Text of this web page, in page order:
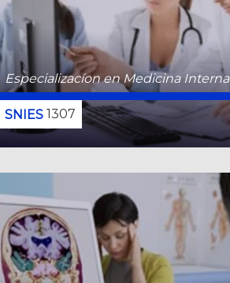
Especializacíon en Medicina Interna
1307
CONOCE MÁS